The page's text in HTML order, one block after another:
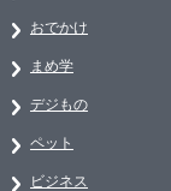
おでかけ
まめ学
デジもの
ペット
ビジネス